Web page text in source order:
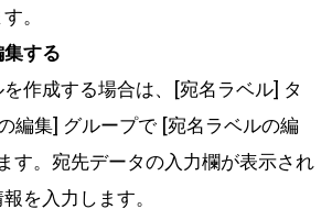
。
する
作成する場合は、[宛名ラベル] タ
編集] グループで [宛名ラベルの編
す。宛先データの入力欄が表示され
を入力します。